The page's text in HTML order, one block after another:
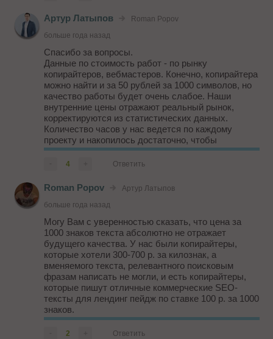
Артур Латыпов
Roman Popov
больше года назад
Спасибо за вопросы.
Данные по стоимость работ - по рынку
копирайтеров, вебмастеров. Конечно, копирайтера
можно найти и за 50 рублей за 1000 символов, но
качество работы будет очень слабое. Наши
внутренние цены отражают реальный рынок,
корректируются из статистических данных.
Количество часов у нас ведется по каждому
проекту и накопилось достаточно, чтобы
прогнозировать время нужное для работы с
проектом. Подход, где оптимизатор не знает, что
4 Ответить
Roman Popov
Артур Латыпов
больше года назад
Могу Вам с уверенностью сказать, что цена за
1000 знаков текста абсолютно не отражает
будущего качества. У нас были копирайтеры,
которые хотели 300-700 р. за килознак, а
вменяемого текста, релевантного поисковым
фразам написать не могли, и есть копирайтеры,
которые пишут отличные коммерческие SEO-
тексты для лендинг пейдж по ставке 100 р. за 1000
знаков.
>> Подход, где оптимизатор не знает, что он будет
2 Ответить